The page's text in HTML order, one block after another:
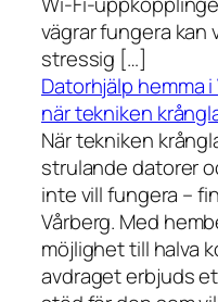
vägrar fungera kan
stressig […]
Datorhjälp hemma
när tekniken
När tekniken
strulande datorer
inte vill fungera –
Vårberg. Med
möjlighet till halva
avdraget erbjuds